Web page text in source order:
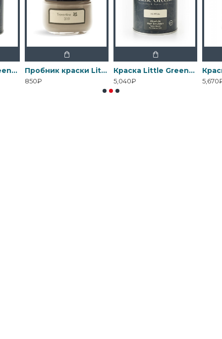
Краска Little Greene Interior Oil Eggshell Пробник краски Little Greene Absolute Matt Emulsion 60 мл
850₽
Краска Little Greene Absolute Matt Emulsion
5,040₽